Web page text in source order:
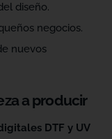
diseño.
negocios.
nuevos
a producir
DTF y UV